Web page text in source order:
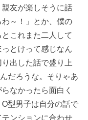
友が楽しそうに話
～！」とか、僕の
これまた二人して
とけって感じなん
出した話で盛り上
だろうな。そりゃあ
なかったら面白く
型男子は自分の話で
ンションに合わせ